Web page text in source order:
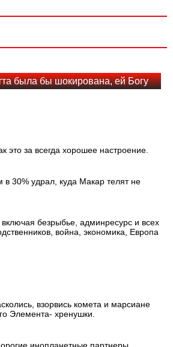
была бы шокирована, ей Богу
это за всегда хорошее настроение.
в 30% удрал, куда Макар телят не
безрыбье, админресурс и всех
война, экономика, Европа
взорвись комета и марсиане
Элемента- хренушки.